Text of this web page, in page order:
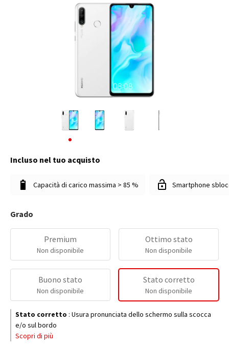
Incluso nel tuo acquisto
Capacità di carico massima > 85 % Smartphone
Grado
Premium
Non disponibile
Ottimo stato
Non disponibile
Buono stato
Non disponibile
Stato corretto
Non disponibile
Stato corretto : Usura pronunciata dello schermo sulla scocca
e/o sul bordo
Scopri di più